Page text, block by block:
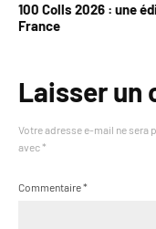
100 Colls 2026 : une
France
Laisser un
Votre adresse e-mail ne sera
avec *
Commentaire*